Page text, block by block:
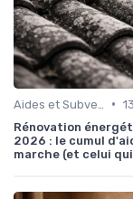
•
Rénovation
2026 : le cumul
marche (et celui